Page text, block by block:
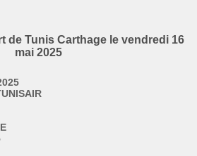
de Tunis Carthage le vendredi 16
mai 2025